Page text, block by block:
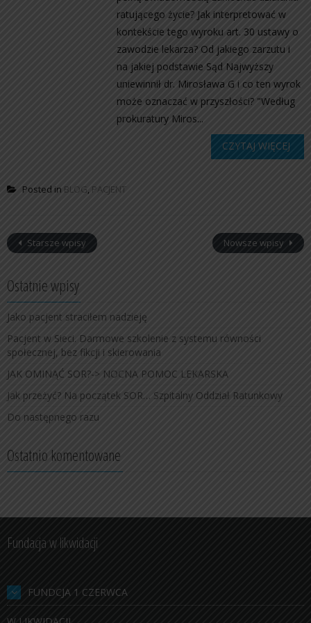
ratującego życie? Jak interpretować w
kontekście tego wyroku art. 30 ustawy o
zawodzie lekarza? Od jakiego zarzutu i
na jakiej podstawie Sąd Najwyższy
uniewinnił dr. Mirosława G i co ten wyrok
może oznaczać w przyszłości? "Według
prokuratury Miros...
CZYTAJ WIĘCEJ
Posted in BLOG, PACJENT
Starsze wpisy Nowsze wpisy
Ostatnie wpisy
Jako pacjent straciłem nadzieję
Pacjent w Sieci. Darmowe szkolenie z systemu równości
społecznej, bez fikcji i skierowania
JAK OMINĄĆ SOR?-> NOCNA POMOC LEKARSKA
Jak przeżyć? Na początek SOR… Szpitalny Oddział Ratunkowy
Do następnego razu
Ostatnio komentowane
Fundacja w likwidacji
FUNDCJA 1 CZERWCA